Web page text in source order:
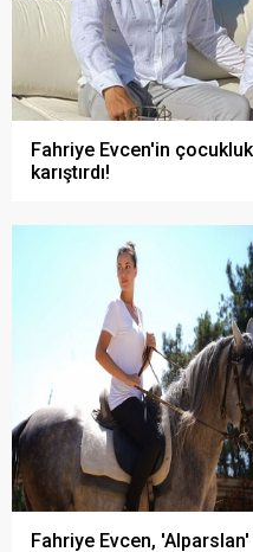
Fahriye Evcen'in
karıştırdı!
Fahriye Evcen,